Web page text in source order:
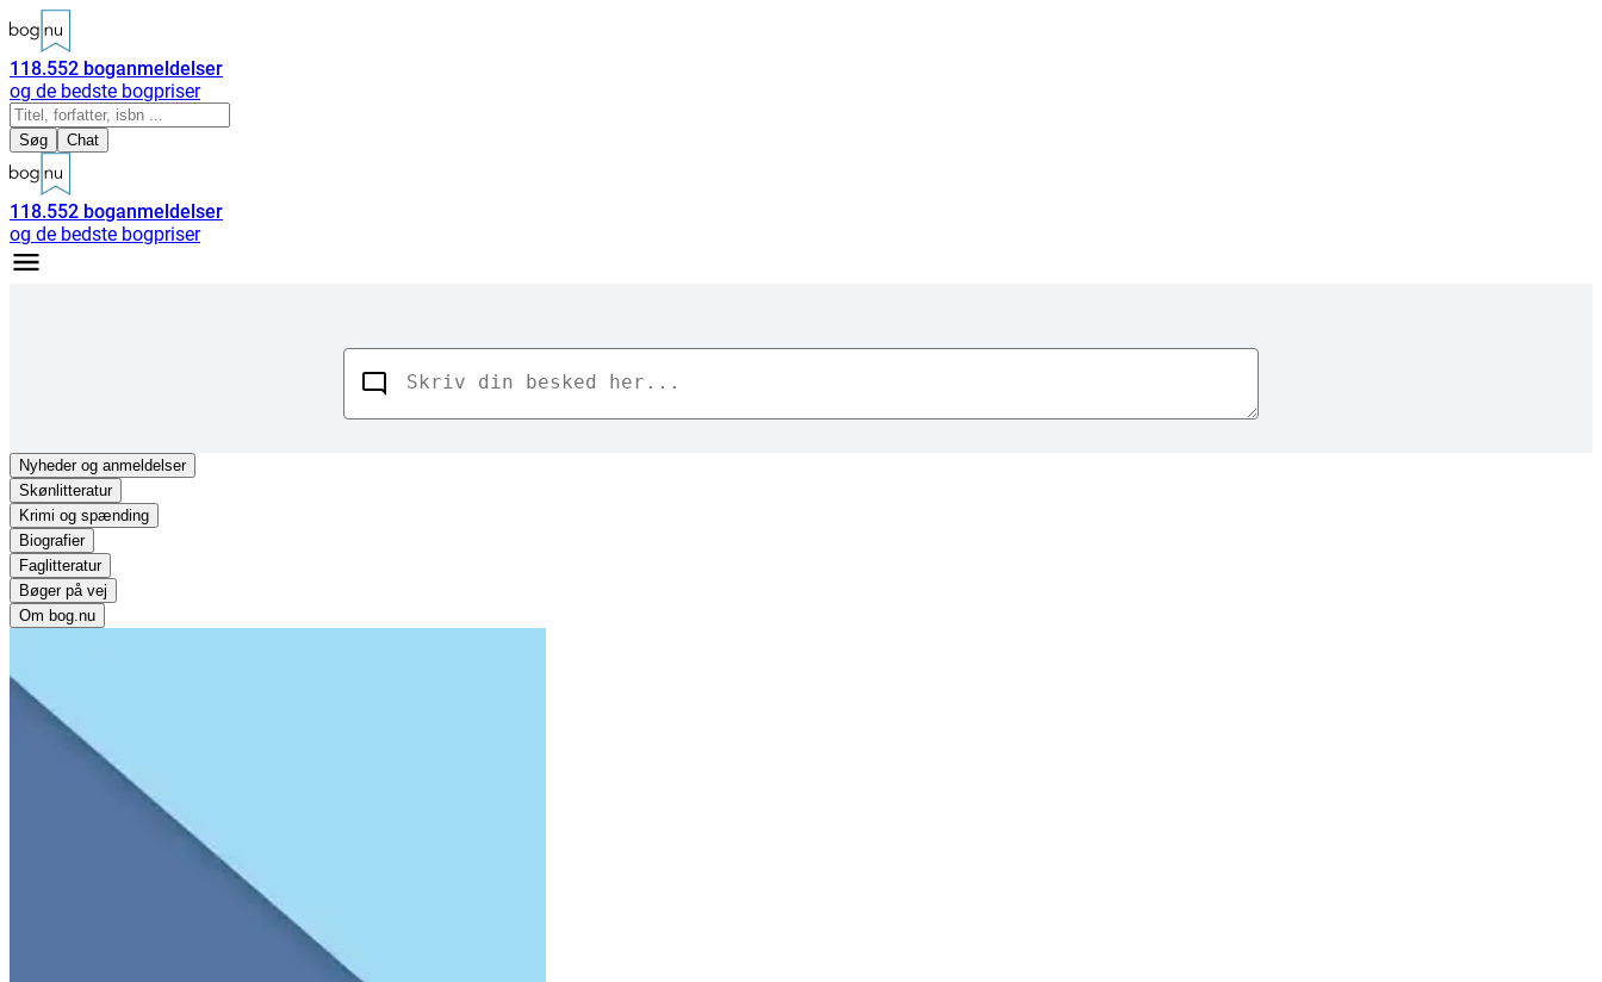
118.552 boganmeldelser
og de bedste bogpriser
Søg Chat
118.552 boganmeldelser
og de bedste bogpriser
Nyhederog anmeldelser
Skønlitteratur
Krimi og spænding
Biografier
Faglitteratur
Bøger på vej
Om bog.nu